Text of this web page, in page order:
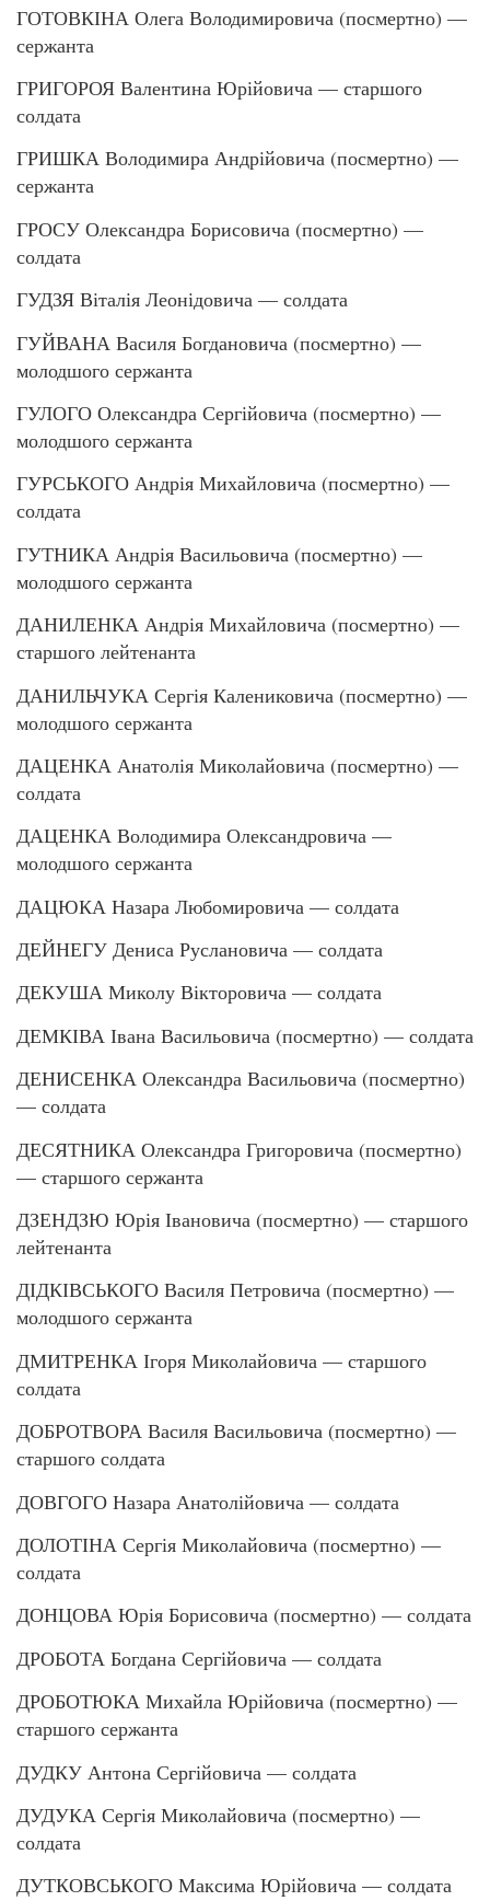
ГОТОВКІНА Олега Володимировича (посмертно) —
сержанта
ГРИГОРОЯ Валентина Юрійовича — старшого
солдата
ГРИШКА Володимира Андрійовича (посмертно) —
сержанта
ГРОСУ Олександра Борисовича (посмертно) —
солдата
ГУДЗЯ Віталія Леонідовича — солдата
ГУЙВАНА Василя Богдановича (посмертно) —
молодшого сержанта
ГУЛОГО Олександра Сергійовича (посмертно) —
молодшого сержанта
ГУРСЬКОГО Андрія Михайловича (посмертно) —
солдата
ГУТНИКА Андрія Васильовича (посмертно) —
молодшого сержанта
ДАНИЛЕНКА Андрія Михайловича (посмертно) —
старшого лейтенанта
ДАНИЛЬЧУКА Сергія Калениковича (посмертно) —
молодшого сержанта
ДАЦЕНКА Анатолія Миколайовича (посмертно) —
солдата
ДАЦЕНКА Володимира Олександровича —
молодшого сержанта
ДАЦЮКА Назара Любомировича — солдата
ДЕЙНЕГУ Дениса Руслановича — солдата
ДЕКУША Миколу Вікторовича — солдата
ДЕМКІВА Івана Васильовича (посмертно) — солдата
ДЕНИСЕНКА Олександра Васильовича (посмертно)
— солдата
ДЕСЯТНИКА Олександра Григоровича (посмертно)
— старшого сержанта
ДЗЕНДЗЮ Юрія Івановича (посмертно) — старшого
лейтенанта
ДІДКІВСЬКОГО Василя Петровича (посмертно) —
молодшого сержанта
ДМИТРЕНКА Ігоря Миколайовича — старшого
солдата
ДОБРОТВОРА Василя Васильовича (посмертно) —
старшого солдата
ДОВГОГО Назара Анатолійовича — солдата
ДОЛОТІНА Сергія Миколайовича (посмертно) —
солдата
ДОНЦОВА Юрія Борисовича (посмертно) — солдата
ДРОБОТА Богдана Сергійовича — солдата
ДРОБОТЮКА Михайла Юрійовича (посмертно) —
старшого сержанта
ДУДКУ Антона Сергійовича — солдата
ДУДУКА Сергія Миколайовича (посмертно) —
солдата
ДУТКОВСЬКОГО Максима Юрійовича — солдата